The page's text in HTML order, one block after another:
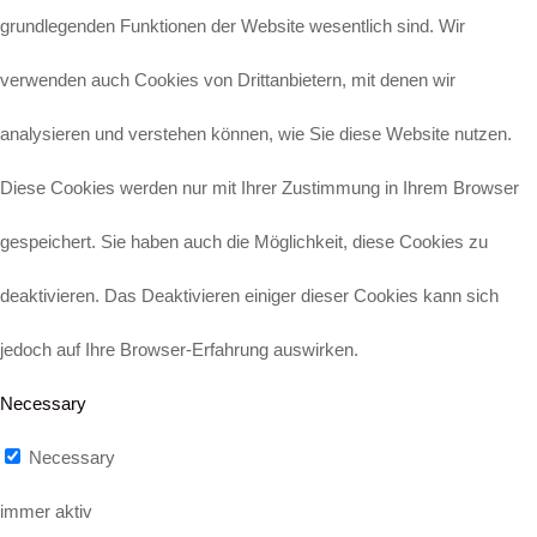
grundlegenden Funktionen der Website wesentlich sind. Wir
verwenden auch Cookies von Drittanbietern, mit denen wir
analysieren und verstehen können, wie Sie diese Website nutzen.
Diese Cookies werden nur mit Ihrer Zustimmung in Ihrem Browser
gespeichert. Sie haben auch die Möglichkeit, diese Cookies zu
deaktivieren. Das Deaktivieren einiger dieser Cookies kann sich
jedoch auf Ihre Browser-Erfahrung auswirken.
Necessary
Necessary
immer aktiv